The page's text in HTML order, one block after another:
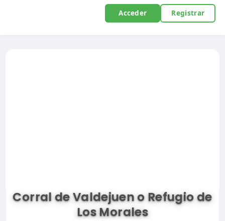
Acceder Registrar
Corral de Valdejuen o Refugio de
Los Morales